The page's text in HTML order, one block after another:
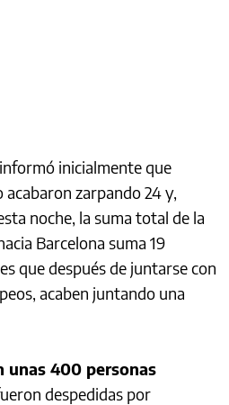
inicialmente que
acabaron zarpando 24 y,
noche, la suma total de la
Barcelona suma 19
que después de juntarse con
acaben juntando una
unas 400 personas
despedidas por